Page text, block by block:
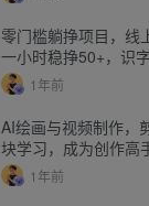
零门槛躺挣项目，线
一小时稳挣50+，识
1年前
AI绘画与视频制作，
块学习，成为创作高
1年前